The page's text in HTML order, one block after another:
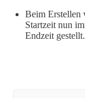
Beim Erstellen
Startzeit nun
Endzeit gestellt.